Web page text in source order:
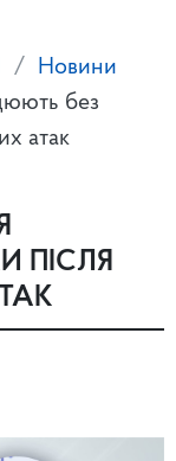
Новини
без
атак
ПІСЛЯ